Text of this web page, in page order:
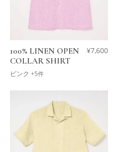
100% LINEN OPEN
COLLAR SHIRT
ピンク +5件
¥7,600